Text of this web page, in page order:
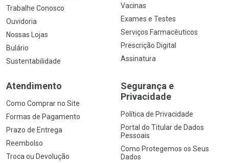
Trabalhe Conosco
Ouvidoria
Nossas Lojas
Bulário
Sustentabilidade
Vacinas
Exames e Testes
Serviços Farmacêuticos
Prescrição Digital
Assinatura
Atendimento
Como Comprar no Site
Formas de Pagamento
Prazo de Entrega
Reembolso
Troca ou Devolução
Segurança e
Privacidade
Política de Privacidade
Portal do Titular de Dados
Pessoais
Como Protegemos os Seus
Dados